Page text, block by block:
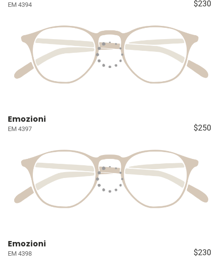
EM 4394 $230
Emozioni
EM 4397 $250
Emozioni
EM 4398 $230